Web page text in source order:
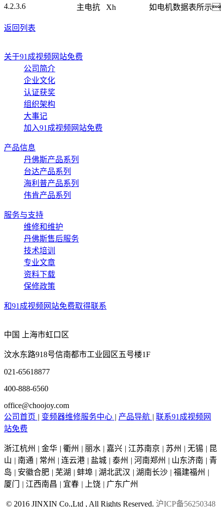
4.2.3.6
主电抗 Xh 如电机数据表所
返回列表
关于91成视频网站免费
公司简介
企业文化
认证获奖
组织架构
大事记
加入91成视频网站免费
产品信息
丹佛斯产品系列
台达产品系列
海利普产品系列
伟肯产品系列
服务与支持
维修和维护
丹佛斯售后服务
技术培训
专业文章
资料下载
保修政策
和91成视频网站免费取得联系
中国 上海市虹口区
汶水东路918号信南都市工业园区五号楼1F
021-65618877
400-888-6560
office@choojoy.com
公司首页 | 变频器维修服务中心 | 产品导航 | 联系91成视频网
站免费
浙江杭州 | 金华 | 衢州 | 丽水 | 嘉兴 | 江苏南京 | 苏州 | 无锡 | 昆
山 | 南通 | 常州 | 连云港 | 盐城 | 泰州 | 河南郑州 | 山东济南 | 青
岛 | 安徽合肥 | 芜湖 | 蚌埠 | 湖北武汉 | 湖南长沙 | 福建福州 |
厦门
| 江西南昌 | 宜春 | 上饶 | 广东广州
© 2016 JINXIN Co.,Ltd , All Rights Reserved. 沪ICP备56250348